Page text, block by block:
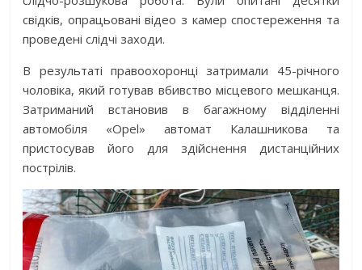
свідків, опрацьовані відео з камер спостереження та
проведені слідчі заходи.
В результаті правоохоронці затримали 45-річного
чоловіка, який готував вбивство місцевого мешканця.
Затриманий встановив в багажному відділенні
автомобіля «Opel» автомат Калашникова та
пристосував його для здійснення дистанційних
пострілів.